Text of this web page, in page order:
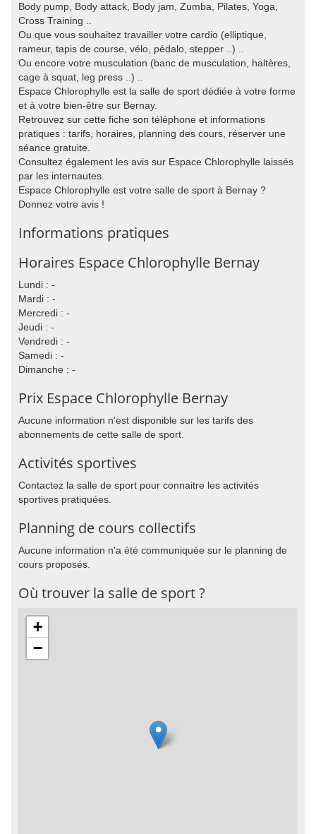
Body pump, Body attack, Body jam, Zumba, Pilates, Yoga,
Cross Training ..
Ou que vous souhaitez travailler votre cardio (elliptique,
rameur, tapis de course, vélo, pédalo, stepper ..) ..
Ou encore votre musculation (banc de musculation, haltères,
cage à squat, leg press ..) ..
Espace Chlorophylle est la salle de sport dédiée à votre forme
et à votre bien-être sur Bernay.
Retrouvez sur cette fiche son téléphone et informations
pratiques : tarifs, horaires, planning des cours, réserver une
séance gratuite.
Consultez également les avis sur Espace Chlorophylle laissés
par les internautes.
Espace Chlorophylle est votre salle de sport à Bernay ?
Donnez votre avis !
Informations pratiques
Horaires Espace Chlorophylle Bernay
Lundi : -
Mardi : -
Mercredi : -
Jeudi : -
Vendredi : -
Samedi : -
Dimanche : -
Prix Espace Chlorophylle Bernay
Aucune information n'est disponible sur les tarifs des
abonnements de cette salle de sport.
Activités sportives
Contactez la salle de sport pour connaitre les activités
sportives pratiquées.
Planning de cours collectifs
Aucune information n'a été communiquée sur le planning de
cours proposés.
Où trouver la salle de sport ?
+
−